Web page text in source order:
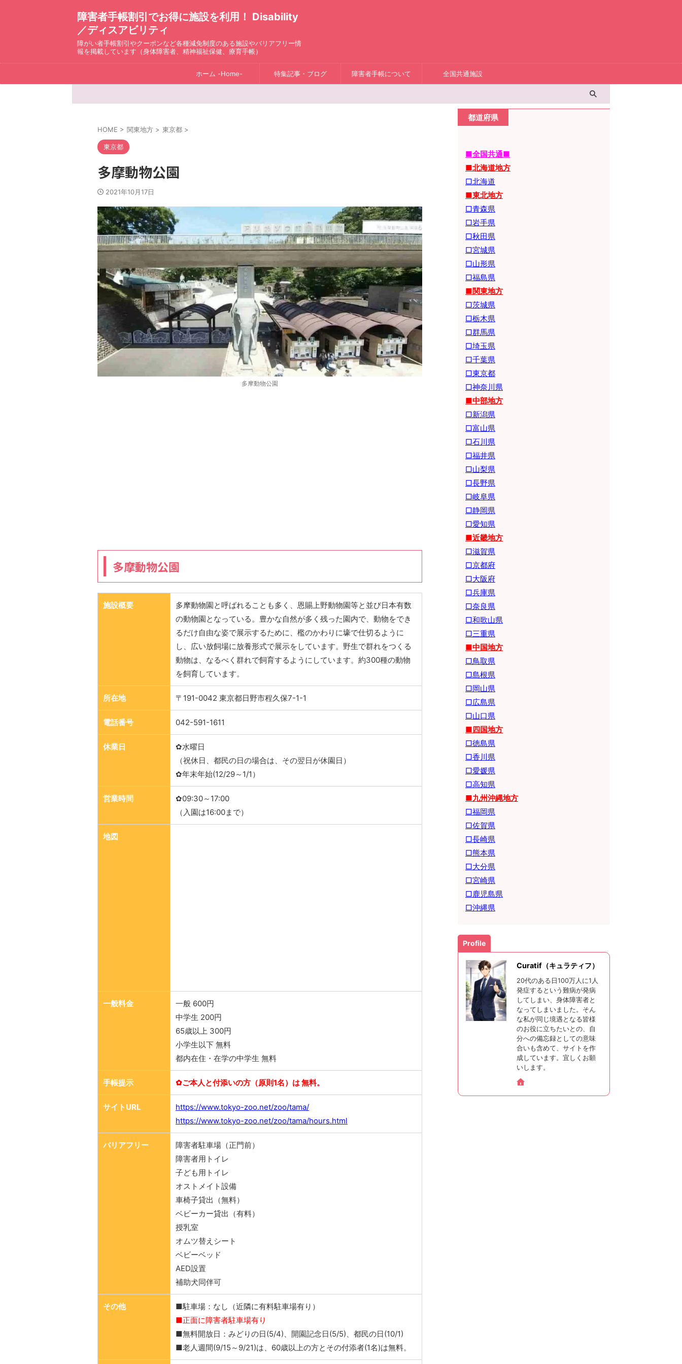
障害者手帳割引でお得に施設を利用！ Disability
／ディスアビリティ
障がい者手帳割引やクーポンなど各種減免制度のある施設やバリアフリー情
報を掲載しています（身体障害者、精神福祉保健、療育手帳）
ホーム -Home- 特集記事・ブログ 障害者手帳について 全国共通施設
HOME > 関東地方 > 東京都 >
東京都
多摩動物公園
2021年10月17日
多摩動物公園
多摩動物公園
施設概要
多摩動物園と呼ばれることも多く、恩賜上野動物園等と並び日本有数
の動物園となっている。豊かな自然が多く残った園内で、動物をでき
るだけ自由な姿で展示するために、檻のかわりに壕で仕切るように
し、広い放飼場に放養形式で展示をしています。野生で群れをつくる
動物は、なるべく群れで飼育するようにしています。約300種の動物
を飼育しています。
所在地 〒191-0042 東京都日野市程久保7-1-1
電話番号 042-591-1611
休業日
✿水曜日
（祝休日、都民の日の場合は、その翌日が休園日）
✿年末年始(12/29～1/1）
営業時間
✿09:30～17:00
（入園は16:00まで）
地図
一般料金
一般 600円
中学生 200円
65歳以上 300円
小学生以下 無料
都内在住・在学の中学生 無料
手帳提示 ✿ご本人と付添いの方（原則1名）は 無料。
サイトURL
https://www.tokyo-zoo.net/zoo/tama/
https://www.tokyo-zoo.net/zoo/tama/hours.html
バリアフリー
障害者駐車場（正門前）
障害者用トイレ
子ども用トイレ
オストメイト設備
車椅子貸出（無料）
ベビーカー貸出（有料）
授乳室
オムツ替えシート
ベビーベッド
AED設置
補助犬同伴可
その他
■駐車場：なし（近隣に有料駐車場有り）
■正面に障害者駐車場有り
■無料開放日：みどりの日(5/4)、開園記念日(5/5)、都民の日(10/1)
■老人週間(9/15～9/21)は、60歳以上の方とその付添者(1名)は無料。
都道府県
■全国共通■
■北海道地方
□北海道
■東北地方
□青森県
□岩手県
□秋田県
□宮城県
□山形県
□福島県
■関東地方
□茨城県
□栃木県
□群馬県
□埼玉県
□千葉県
□東京都
□神奈川県
■中部地方
□新潟県
□富山県
□石川県
□福井県
□山梨県
□長野県
□岐阜県
□静岡県
□愛知県
■近畿地方
□滋賀県
□京都府
□大阪府
□兵庫県
□奈良県
□和歌山県
□三重県
■中国地方
□鳥取県
□島根県
□岡山県
□広島県
□山口県
■四国地方
□徳島県
□香川県
□愛媛県
□高知県
■九州沖縄地方
□福岡県
□佐賀県
□長崎県
□熊本県
□大分県
□宮崎県
□鹿児島県
□沖縄県
Profile
Curatif（キュラティフ）
20代のある日100万人に1人
発症するという難病が発病
してしまい、身体障害者と
なってしまいました。そん
な私が同じ境遇となる皆様
のお役に立ちたいとの、自
分への備忘録としての意味
合いも含めて、サイトを作
成しています。宜しくお願
いします。